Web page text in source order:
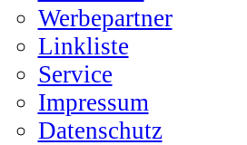
Werbepartner
Linkliste
Service
Impressum
Datenschutz